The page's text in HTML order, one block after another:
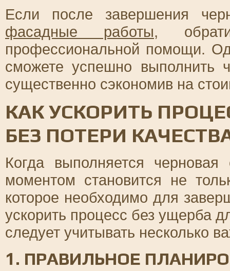
Если после завершения
фасадные работы,
профессиональной помощи.
сможете успешно выполнить
существенно сэкономив на
КАК УСКОРИТЬ
БЕЗ ПОТЕРИ
Когда выполняется
моментом становится не
которое необходимо для
ускорить процесс без ущерба
следует учитывать несколько
1. ПРАВИЛЬНОЕ